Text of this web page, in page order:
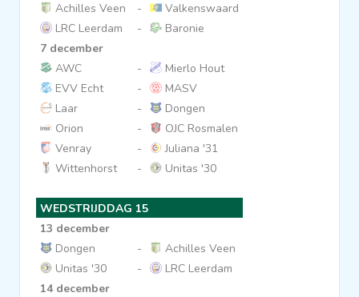
Achilles Veen
-
Valkenswaard
LRC Leerdam
-
Baronie
7 december
AWC
-
Mierlo Hout
EVV Echt
-
MASV
Laar
-
Dongen
Orion
-
OJC Rosmalen
Venray
-
Juliana '31
Wittenhorst
- Unitas '30
WEDSTRIJDDAG 15
13 december
Dongen
-
Achilles Veen
Unitas '30
-
LRC Leerdam
14 december